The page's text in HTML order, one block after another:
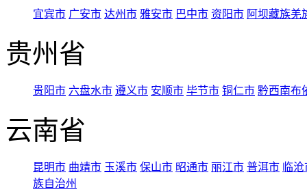
宜宾市 广安市 达州市 雅安市 巴中市 资阳市 阿坝藏族羌
贵州省
贵阳市 六盘水市 遵义市 安顺市 毕节市 铜仁市 黔西南布
云南省
昆明市 曲靖市 玉溪市 保山市 昭通市 丽江市 普洱市 临
族自治州